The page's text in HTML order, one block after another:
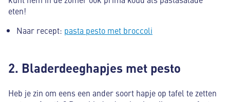
eten!
Naar recept: pasta pesto met broccoli
2. Bladerdeeghapjes met pesto
Heb je zin om eens een ander soort hapje op tafel te zetten